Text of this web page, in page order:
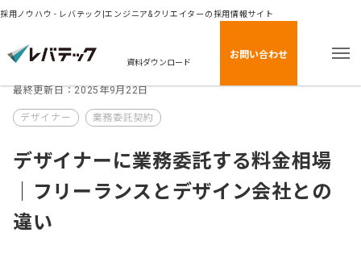
採用ノウハウ - レバテック|エンジニア&クリエイターの採用情報サイト
資料ダウンロード
お問い合わせ
最終更新日：2025年9月22日
デザイナー 業務委託契約
デザイナーに業務委託する料金相場
｜フリーランスとデザイン会社との
違い